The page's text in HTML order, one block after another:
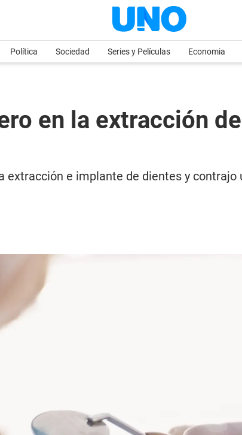
Política Sociedad Series y Películas Economia
en la extracción
extracción e implante de dientes y